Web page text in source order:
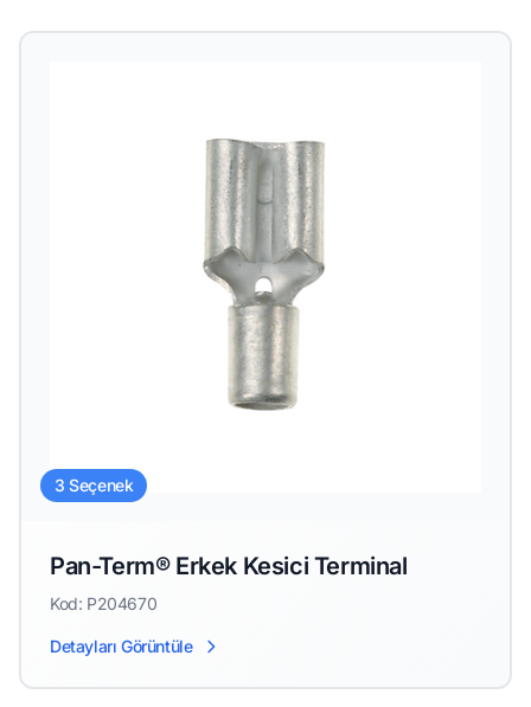
3 Seçenek
Pan-Term® Erkek Kesici Terminal
Kod: P204670
Detayları Görüntüle